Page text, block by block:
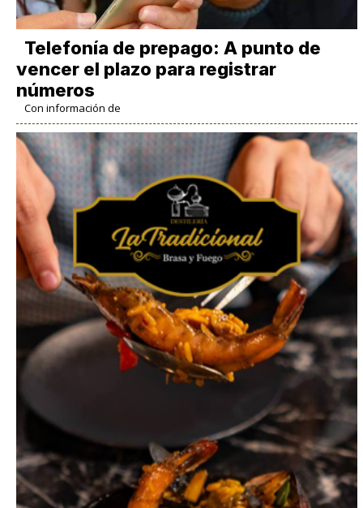
Telefonía de prepago: A punto de
vencer el plazo para registrar
números
Con información de